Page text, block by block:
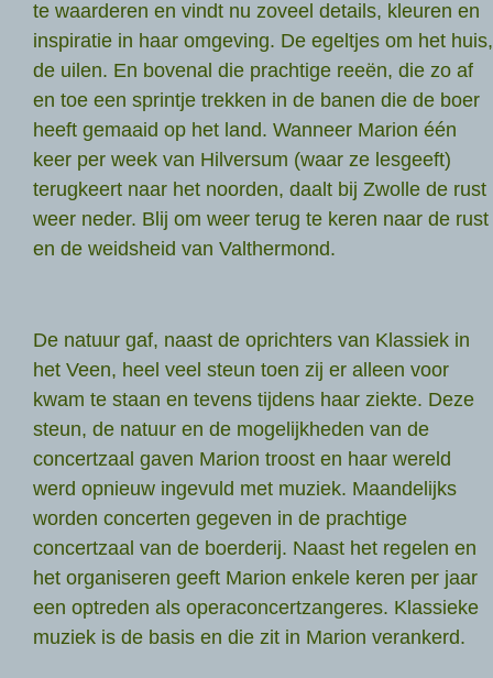
te waarderen en vindt nu zoveel details, kleuren en
inspiratie in haar omgeving. De egeltjes om het huis,
de uilen. En bovenal die prachtige reeën, die zo af
en toe een sprintje trekken in de banen die de boer
heeft gemaaid op het land. Wanneer Marion één
keer per week van Hilversum (waar ze lesgeeft)
terugkeert naar het noorden, daalt bij Zwolle de rust
weer neder. Blij om weer terug te keren naar de rust
en de weidsheid van Valthermond.
De natuur gaf, naast de oprichters van Klassiek in
het Veen, heel veel steun toen zij er alleen voor
kwam te staan en tevens tijdens haar ziekte. Deze
steun, de natuur en de mogelijkheden van de
concertzaal gaven Marion troost en haar wereld
werd opnieuw ingevuld met muziek. Maandelijks
worden concerten gegeven in de prachtige
concertzaal van de boerderij. Naast het regelen en
het organiseren geeft Marion enkele keren per jaar
een optreden als operaconcertzangeres. Klassieke
muziek is de basis en die zit in Marion verankerd.